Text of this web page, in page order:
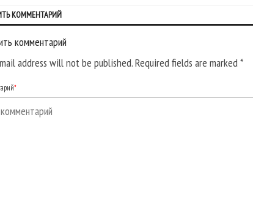
КОММЕНТАРИЙ
комментарий
address will not be published. Required fields are marked*
*